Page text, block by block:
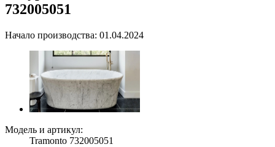
732005051
Начало производства: 01.04.2024
Модель и артикул:
Tramonto 732005051